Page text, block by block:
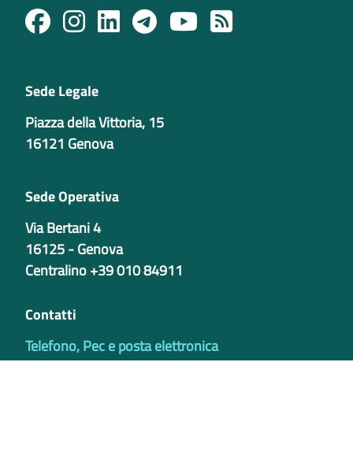
Sede Legale
Piazza della Vittoria, 15
16121 Genova
Sede Operativa
Via Bertani 4
16125 - Genova
Centralino +39 010 84911
Contatti
Telefono, Pec e posta elettronica